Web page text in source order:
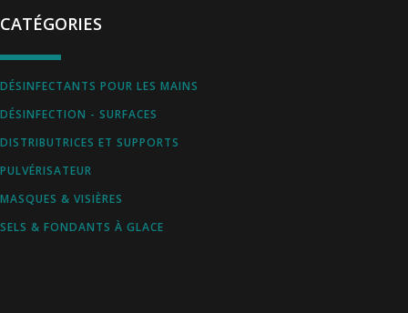
CATÉGORIES
DÉSINFECTANTS POUR LES MAINS
DÉSINFECTION - SURFACES
DISTRIBUTRICES ET SUPPORTS
PULVÉRISATEUR
MASQUES & VISIÈRES
SELS & FONDANTS À GLACE